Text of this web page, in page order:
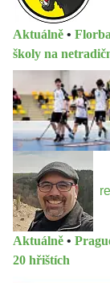
Aktuálně •
školy na
Aktuálně •
20 hřištích